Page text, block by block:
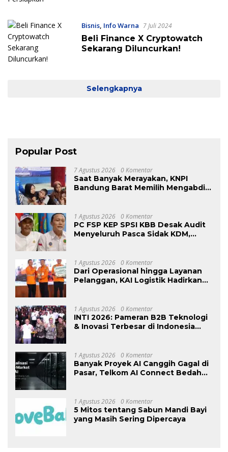
Bisnis, Info Warna 7 Juli 2024
Beli Finance X Cryptowatch
Sekarang Diluncurkan!
Selengkapnya
Popular Post
7 Agustus 2026 0 Komentar
Saat Banyak Merayakan, KNPI
Bandung Barat Memilih Mengabdi:
Warga Kurang Mampu
1 Agustus 2026 0 Komentar
PC FSP KEP SPSI KBB Desak Audit
Menyeluruh Pasca Sidak KDM,
Ketenagakerjaan”
1 Agustus 2026 0 Komentar
Dari Operasional hingga Layanan
Pelanggan, KAI Logistik Hadirkan
1 Agustus 2026 0 Komentar
INTI 2026: Pameran B2B Teknologi
& Inovasi Terbesar di Indonesia
1 Agustus 2026 0 Komentar
Banyak Proyek AI Canggih Gagal di
Pasar, Telkom AI Connect Bedah
1 Agustus 2026 0 Komentar
5 Mitos tentang Sabun Mandi Bayi
yang Masih Sering Dipercaya